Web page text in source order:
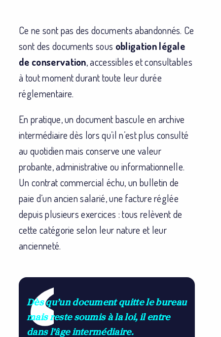
Ce ne sont pas des documents abandonnés. Ce
sont des documents sous obligation légale
de conservation, accessibles et consultables
à tout moment durant toute leur durée
réglementaire.
En pratique, un document bascule en archive
intermédiaire dès lors qu’il n’est plus consulté
au quotidien mais conserve une valeur
probante, administrative ou informationnelle.
Un contrat commercial échu, un bulletin de
paie d’un ancien salarié, une facture réglée
depuis plusieurs exercices : tous relèvent de
cette catégorie selon leur nature et leur
ancienneté.
Dès qu’un document quitte le bureau
mais reste soumis à la loi, il entre
dans l’âge intermédiaire.